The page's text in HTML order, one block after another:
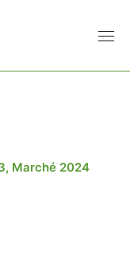
, Marché 2024